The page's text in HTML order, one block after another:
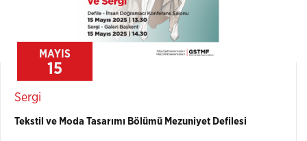
MAYIS
15
Sergi
Tekstil ve Moda Tasarımı Bölümü Mezuniyet Defilesi